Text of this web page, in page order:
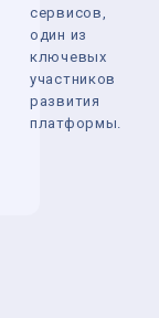
сервисов,
один из
ключевых
участников
развития
платформы.